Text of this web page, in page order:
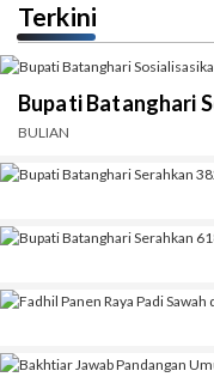
Terkini
Bupati Batanghari
BULIAN